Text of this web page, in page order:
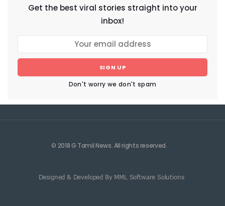
Get the best viral stories straight into your
inbox!
SIGN UP
Don't worry we don't spam
© 2018 G Tamil News. All rights reserved.
Designed & Developed By MML Software Solutions